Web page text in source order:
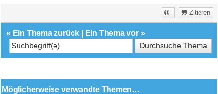
Zitieren
« Ein Thema zurück Ein Thema vor »
Möglicherweise verwandte Themen…